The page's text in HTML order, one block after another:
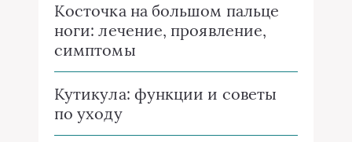
Косточка на большом пальце
ноги: лечение, проявление,
симптомы
Кутикула: функции и советы
по уходу